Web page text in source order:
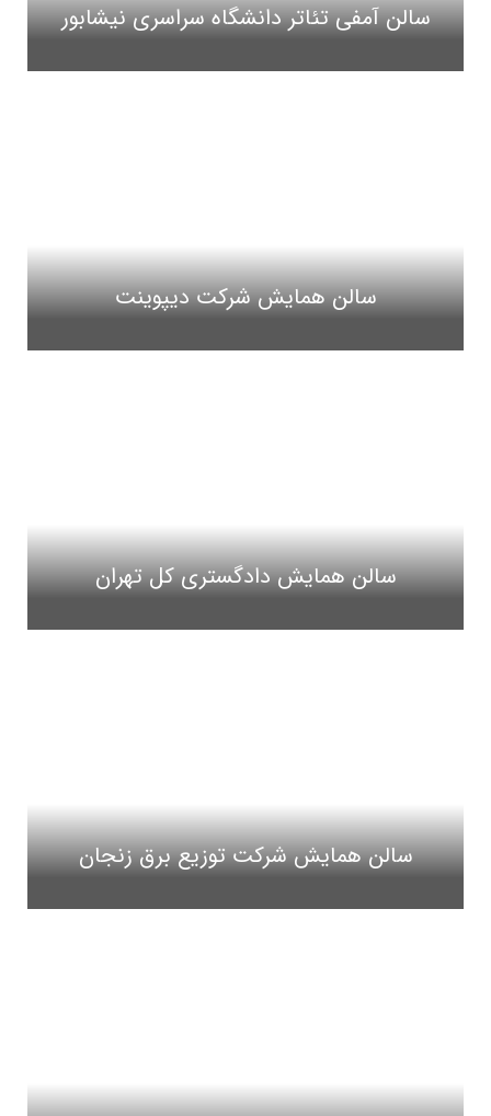
سالن آمفی تئاتر دانشگاه سراسری نیشابور
سالن همایش شرکت دیپوینت
سالن همایش دادگستری کل تهران
سالن همایش شرکت توزیع برق زنجان